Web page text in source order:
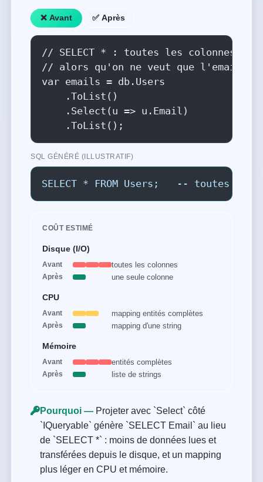
❌ Avant ✅ Après
// SELECT * : toutes les colonnes
// alors qu'on ne veut que l'email
var emails = db.Users
    .ToList()
    .Select(u => u.Email)
    .ToList();
SQL GÉNÉRÉ (ILLUSTRATIF)
SELECT * FROM Users;   -- toutes les
COÛT ESTIMÉ
Disque (I/O)
Avant toutes les colonnes
Après une seule colonne
CPU
Avant mapping entités complètes
Après mapping d'une string
Mémoire
Avant entités complètes
Après liste de strings
Pourquoi — Projeter avec `Select` côté
`IQueryable` génère `SELECT Email` au lieu
de `SELECT *` : moins de données lues et
transférées depuis le disque, et un mapping
plus léger en CPU et mémoire.